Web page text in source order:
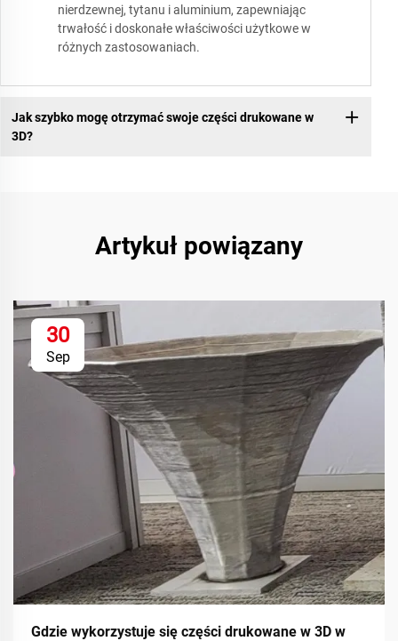
nierdzewnej, tytanu i aluminium, zapewniając
trwałość i doskonałe właściwości użytkowe w
różnych zastosowaniach.
Jak szybko mogę otrzymać swoje części drukowane w
3D?
Artykuł powiązany
30
Sep
Gdzie wykorzystuje się części drukowane w 3D w